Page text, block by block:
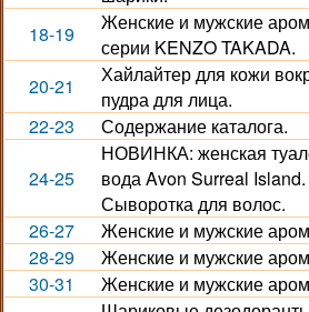
18-19
Женские и мужские
серии KENZO TAKADA.
20-21
Хайлайтер для кожи
пудра для лица.
22-23
Содержание каталога.
24-25
НОВИНКА: женская
вода Avon Surreal Island.
Сыворотка для волос.
26-27 Женские и мужские
28-29
Женские и мужские
30-31
Женские и мужские